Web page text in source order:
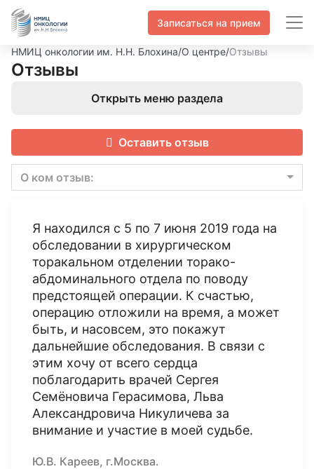
Записаться на прием
НМИЦ онкологии им. Н.Н. Блохина/О центре/Отзывы
Отзывы
Открыть меню раздела
Оставить отзыв
О ком отзыв:
Я находился с 5 по 7 июня 2019 года на
обследовании в хирургическом
торакальном отделении торако-
абдоминального отдела по поводу
предстоящей операции. К счастью,
операцию отложили на время, а может
быть, и насовсем, это покажут
дальнейшие обследования. В связи с
этим хочу от всего сердца
поблагодарить врачей Сергея
Семёновича Герасимова, Льва
Александровича Никуличева за
внимание и участие в моей судьбе.
Ю.В. Кареев, г.Москва.